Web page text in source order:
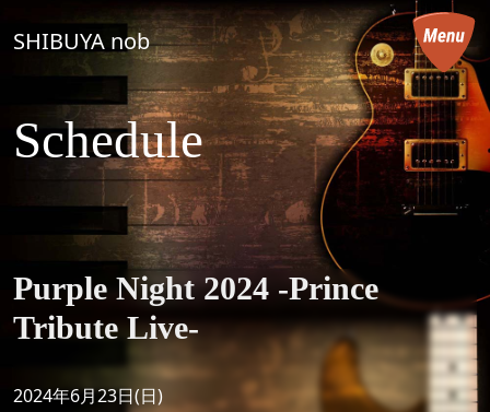
コンテンツへスキップ
メインナビゲーション
SHIBUYA nob
Schedule
Purple Night 2024 -Prince
Tribute Live-
2024年6月23日(日)